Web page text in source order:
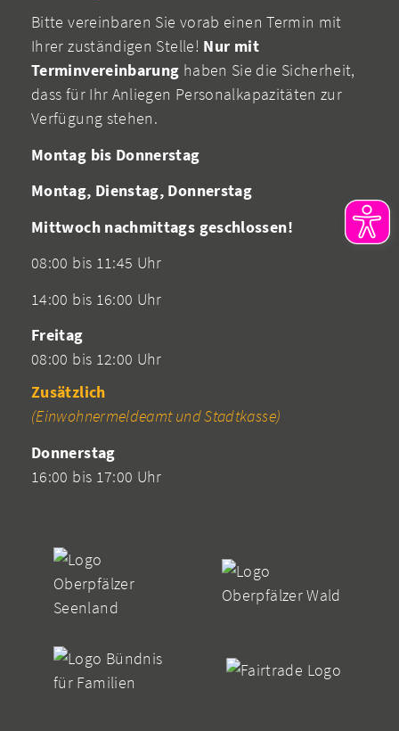
Bitte vereinbaren Sie vorab einen Termin mit
Ihrer zuständigen Stelle! Nur mit
Terminvereinbarung haben Sie die Sicherheit,
dass für Ihr Anliegen Personalkapazitäten zur
Verfügung stehen.
Montag bis Donnerstag
Montag, Dienstag, Donnerstag
Mittwoch nachmittags geschlossen!
08:00 bis 11:45 Uhr
14:00 bis 16:00 Uhr
Freitag
08:00 bis 12:00 Uhr
Zusätzlich
(Einwohnermeldeamt und Stadtkasse)
Donnerstag
16:00 bis 17:00 Uhr